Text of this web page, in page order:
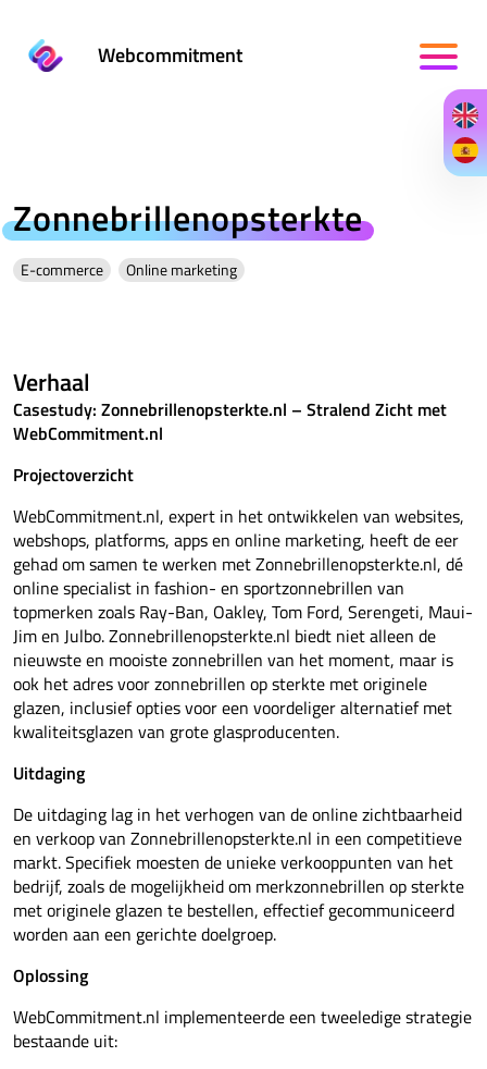
Webcommitment
Zonnebrillenopsterkte
E-commerce Online marketing
Verhaal
Casestudy: Zonnebrillenopsterkte.nl – Stralend Zicht met
WebCommitment.nl
Projectoverzicht
WebCommitment.nl, expert in het ontwikkelen van websites,
webshops, platforms, apps en online marketing, heeft de eer
gehad om samen te werken met Zonnebrillenopsterkte.nl, dé
online specialist in fashion- en sportzonnebrillen van
topmerken zoals Ray-Ban, Oakley, Tom Ford, Serengeti, Maui-
Jim en Julbo. Zonnebrillenopsterkte.nl biedt niet alleen de
nieuwste en mooiste zonnebrillen van het moment, maar is
ook het adres voor zonnebrillen op sterkte met originele
glazen, inclusief opties voor een voordeliger alternatief met
kwaliteitsglazen van grote glasproducenten.
Uitdaging
De uitdaging lag in het verhogen van de online zichtbaarheid
en verkoop van Zonnebrillenopsterkte.nl in een competitieve
markt. Specifiek moesten de unieke verkooppunten van het
bedrijf, zoals de mogelijkheid om merkzonnebrillen op sterkte
met originele glazen te bestellen, effectief gecommuniceerd
worden aan een gerichte doelgroep.
Oplossing
WebCommitment.nl implementeerde een tweeledige strategie
bestaande uit: